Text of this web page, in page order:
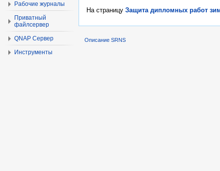
На страницу Защита дипломных работ
Рабочие журналы
Приватный
файлсервер
QNAP Сервер
Инструменты
Описание SRNS